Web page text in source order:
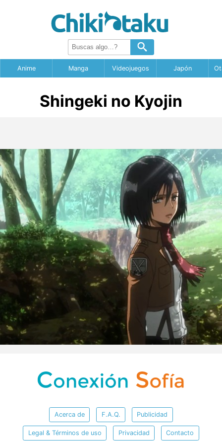
Anime Manga Videojuegos Japón
Shingeki no Kyojin
Acerca de F.A.Q. Publicidad
Legal & Términos de uso Privacidad Contacto